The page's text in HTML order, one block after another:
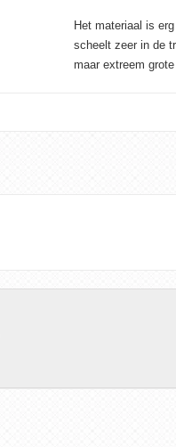
Het materiaal is
scheelt zeer in de
maar extreem